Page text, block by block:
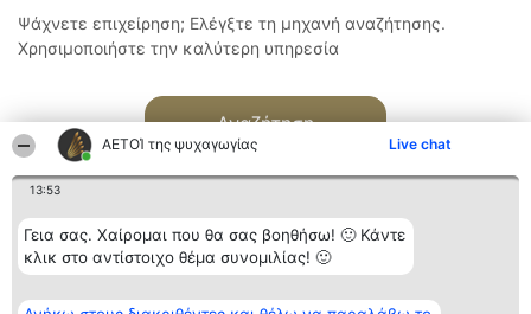
ΑΕΤΟΊ της ψυχαγωγίας Live chat
13:53
Γεια σας. Χαίρομαι που θα σας βοηθήσω! 🙂 Κάντε
κλικ στο αντίστοιχο θέμα συνομιλίας! 🙂
Ψάχνετε επιχείρηση; Ελέγξτε τη μηχανή αναζήτησης.
Χρησιμοποιήστε την καλύτερη υπηρεσία
Αναζήτηση
Διοργανωτής της
Κατάταξη Επικοινωνία